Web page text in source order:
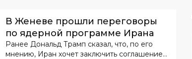
В Женеве прошли переговоры
по ядерной программе Ирана
Ранее Дональд Трамп сказал, что, по его
мнению, Иран хочет заключить соглашение